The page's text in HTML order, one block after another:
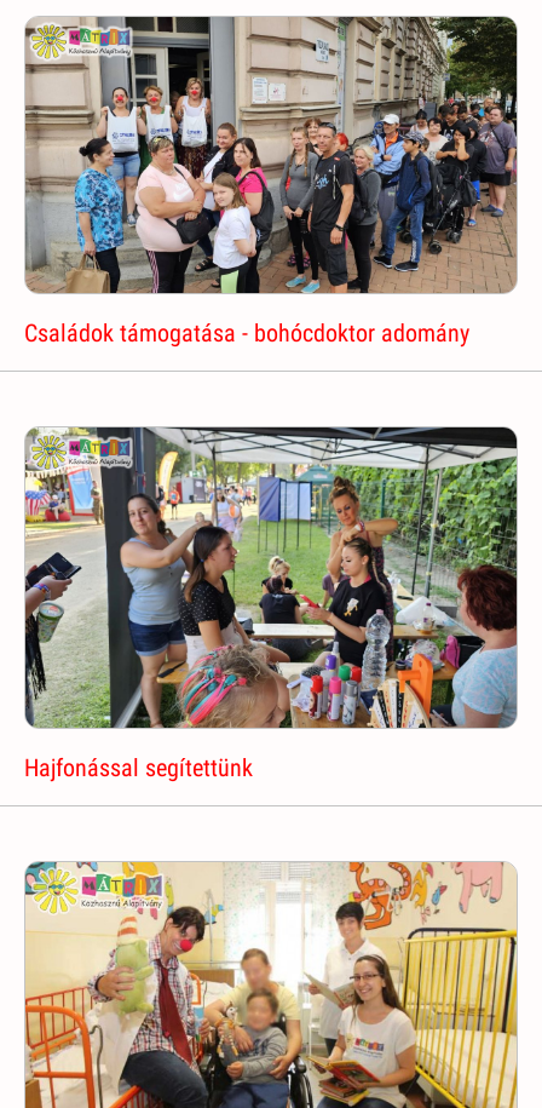
Családok támogatása - bohócdoktor adomány
Hajfonással segítettünk